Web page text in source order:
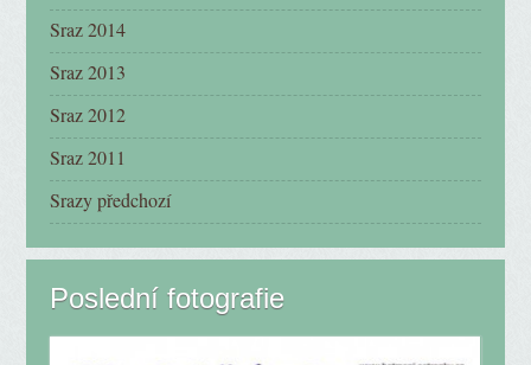
Sraz 2014
Sraz 2013
Sraz 2012
Sraz 2011
Srazy předchozí
Poslední fotografie